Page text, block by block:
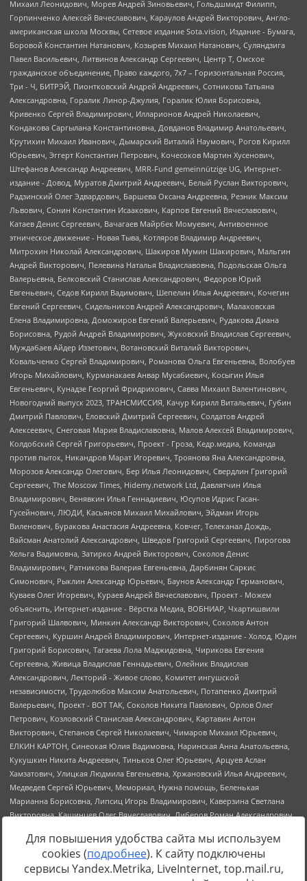
Источник:https://minjust.gov.ru/uploaded/files/reestr-
Для повышения удобства сайта мы используем
cookies (подробнее). К сайту подключены
сервисы Yandex.Metrika, LiveInternet, top.mail.ru,